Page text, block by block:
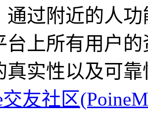
通过附近的人
台上所有用户
真实性以及可靠
交友社区